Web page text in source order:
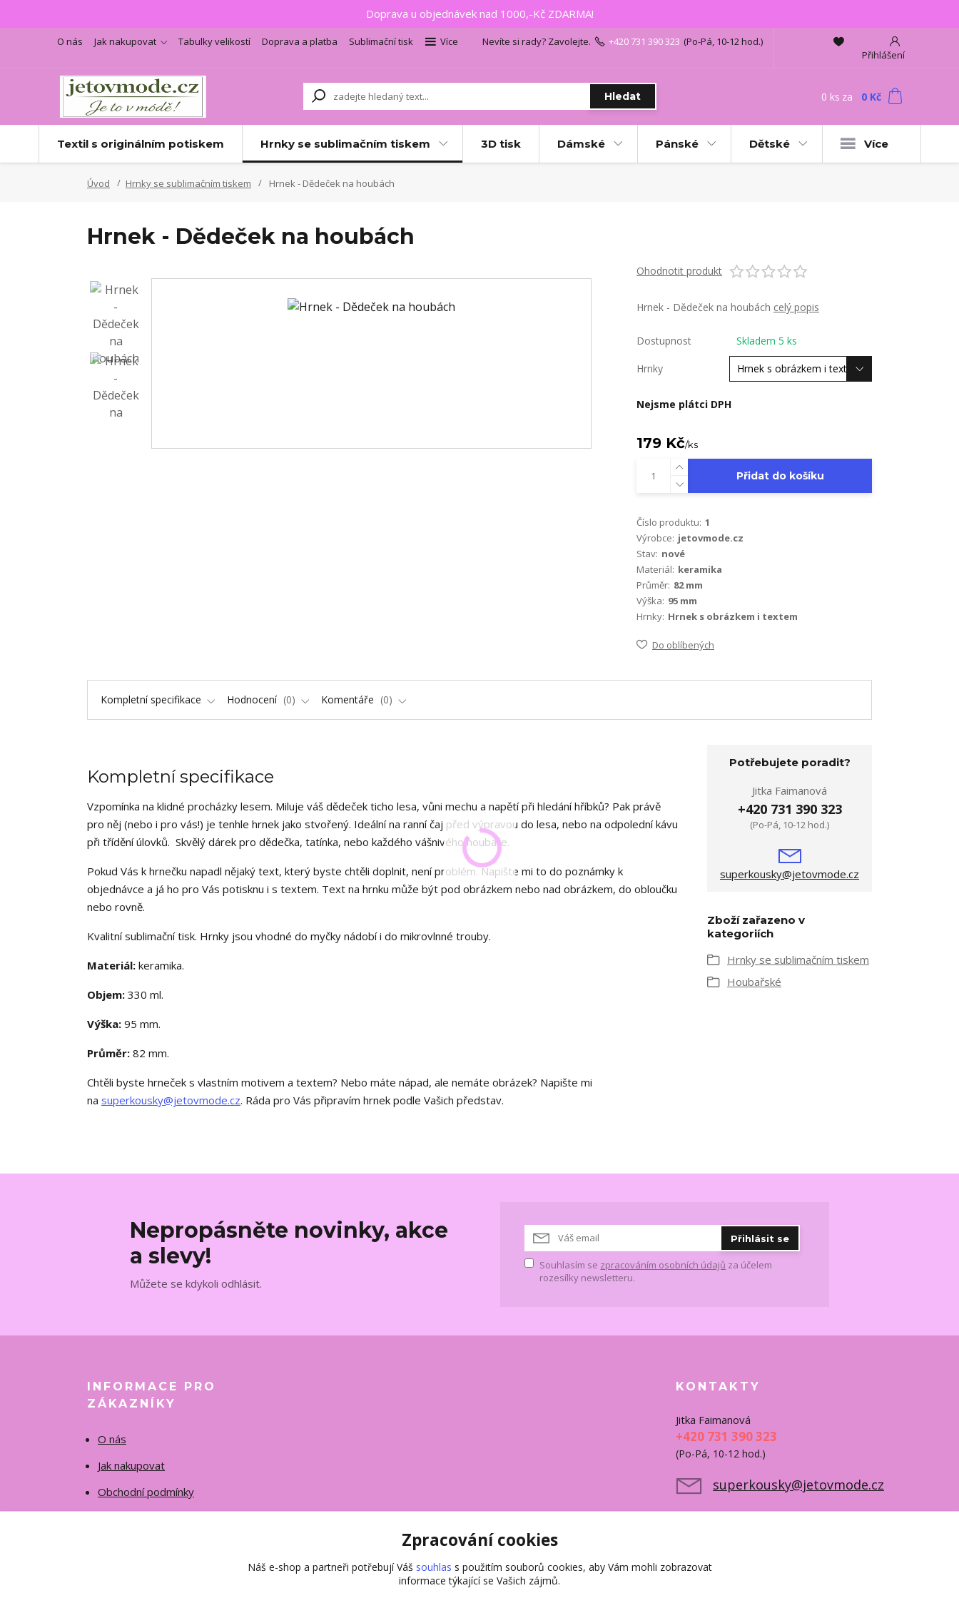
Doprava u objednávek nad 1000,-Kč ZDARMA!
O nás Jak nakupovat Tabulky velikostí Doprava a platba Sublimační tisk
Více
Přihlášení
Hledat
Nevíte si rady? Zavolejte. +420 731 390 323 (Po-Pá, 10-12 hod.)
0 ks za 0 Kč
Textil s originálním potiskem Hrnky se sublimačním tiskem 3D tisk Dámské Pánské Dětské Více
Úvod Hrnky se sublimačním tiskem Hrnek - Dědeček na houbách
Hrnek - Dědeček na houbách
Ohodnotit produkt
Hrnek - Dědeček na houbách celý popis
Dostupnost Skladem 5 ks
Hrnky
Nejsme plátci DPH
179 Kč/ks
Přidat do košíku
Číslo produktu: 1
Výrobce: jetovmode.cz
Stav: nové
Materiál: keramika
Průměr: 82 mm
Výška: 95 mm
Hrnky: Hrnek s obrázkem i textem
Do oblíbených
Kompletní specifikace Hodnocení 0 Komentáře 0
Kompletní specifikace
Vzpomínka na klidné procházky lesem. Miluje váš dědeček ticho lesa, vůni mechu a napětí při hledání hříbků? Pak právě
pro něj (nebo i pro vás!) je tenhle hrnek jako stvořený. Ideální na ranní čaj před výpravou do lesa, nebo na odpolední kávu
při třídění úlovků. Skvělý dárek pro dědečka, tatínka, nebo každého vášnivého houbaře.
Pokud Vás k hrnečku napadl nějaký text, který byste chtěli doplnit, není problém. Napište mi to do poznámky k
objednávce a já ho pro Vás potisknu i s textem. Text na hrnku může být pod obrázkem nebo nad obrázkem, do obloučku
nebo rovně.
Kvalitní sublimační tisk. Hrnky jsou vhodné do myčky nádobí i do mikrovlnné trouby.
Materiál: keramika.
Objem: 330 ml.
Výška: 95 mm.
Průměr: 82 mm.
Chtěli byste hrneček s vlastním motivem a textem? Nebo máte nápad, ale nemáte obrázek? Napište mi
na superkousky@jetovmode.cz. Ráda pro Vás připravím hrnek podle Vašich představ.
Potřebujete poradit?
Jitka Faimanová
+420 731 390 323
(Po-Pá, 10-12 hod.)
superkousky@jetovmode.cz
Zboží zařazeno v
kategoriích
Hrnky se sublimačním tiskem
Houbařské
Nepropásněte novinky, akce
a slevy!
Můžete se kdykoli odhlásit.
Přihlásit se
Souhlasím se zpracováním osobních údajů za účelem
rozesílky newsletteru.
INFORMACE PRO
ZÁKAZNÍKY
O nás
Jak nakupovat
Obchodní podmínky
KONTAKTY
Jitka Faimanová
+420 731 390 323
(Po-Pá, 10-12 hod.)
superkousky@jetovmode.cz
Zpracování cookies
Náš e-shop a partneři potřebují Váš souhlas s použitím souborů cookies, aby Vám mohli zobrazovat
informace týkající se Vašich zájmů.